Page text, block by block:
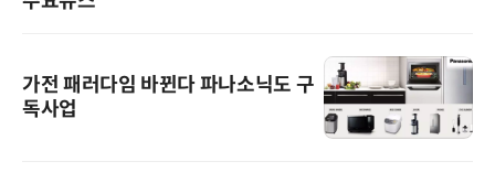
가전 패러다임 바뀐다 파나소닉도 구
독사업